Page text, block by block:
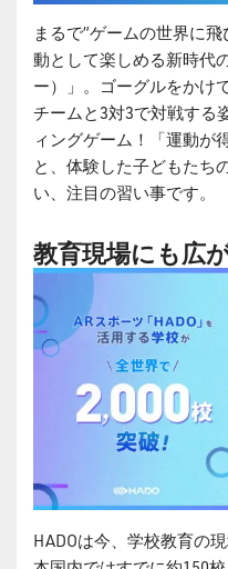
まるで“ゲームの世界に
動として楽しめる新時代
ー）」。ゴーグルをかけ
チームと3対3で対戦する
ィングゲーム！「運動が
と、体験した子どもたち
い、注目の習い事です。
教育現場にも広
HADOは今、学校教育の